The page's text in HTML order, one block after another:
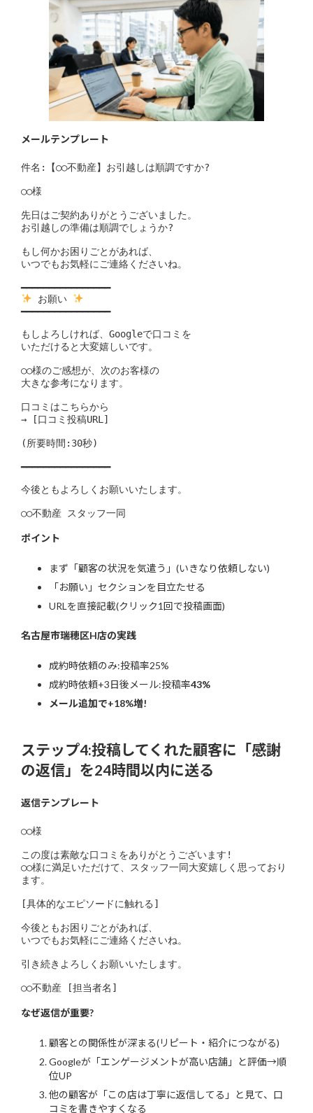
メールテンプレート
件名:【○○不動産】お引越しは順調ですか?
○○様
先日はご契約ありがとうございました。
お引越しの準備は順調でしょうか?
もし何かお困りごとがあれば、
いつでもお気軽にご連絡くださいね。
お願い
━━━━━━━━━━━━━━━━
もしよろしければ、Googleで口コミを
いただけると大変嬉しいです。
○○様のご感想が、次のお客様の
大きな参考になります。
口コミはこちらから
→ [口コミ投稿URL]
(所要時間:30秒)
━━━━━━━━━━━━━━━━
今後ともよろしくお願いいたします。
○○不動産 スタッフ一同
ポイント
まず「顧客の状況を気遣う」(いきなり依頼しない)
「お願い」セクションを目立たせる
URLを直接記載(クリック1回で投稿画面)
名古屋市瑞穂区H店の実践
成約時依頼のみ:投稿率25%
成約時依頼+3日後メール:投稿率43%
メール追加で+18%増!
ステップ4:投稿してくれた顧客に「感謝
の返信」を24時間以内に送る
返信テンプレート
○○様
この度は素敵な口コミをありがとうございます!
○○様に満足いただけて、スタッフ一同大変嬉しく思っており
ます。
[具体的なエピソードに触れる]
今後ともお困りごとがあれば、
いつでもお気軽にご連絡くださいね。
引き続きよろしくお願いいたします。
○○不動産 [担当者名]
なぜ返信が重要?
顧客との関係性が深まる(リピート・紹介につながる)
Googleが「エンゲージメントが高い店舗」と評価→順
位UP
他の顧客が「この店は丁寧に返信してる」と見て、口
コミを書きやすくなる